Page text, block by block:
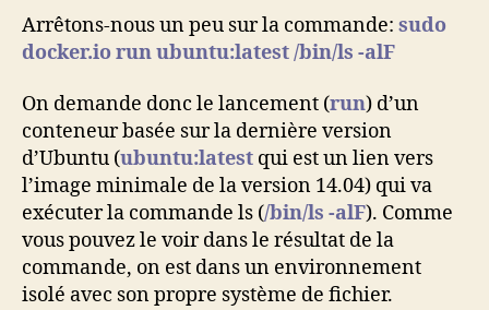
Arrêtons-nous un peu sur la commande: sudo
docker.io run ubuntu:latest /bin/ls -alF
On demande donc le lancement (run) d’un
conteneur basée sur la dernière version
d’Ubuntu (ubuntu:latest qui est un lien vers
l’image minimale de la version 14.04) qui va
exécuter la commande ls (/bin/ls -alF). Comme
vous pouvez le voir dans le résultat de la
commande, on est dans un environnement
isolé avec son propre système de fichier.